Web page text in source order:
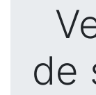
de